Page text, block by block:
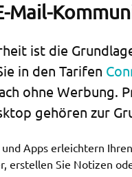
Mail-
ist die
in den Tarifen
ohne Werbung.
gehören zur
Apps erleichtern
erstellen Sie Notizen